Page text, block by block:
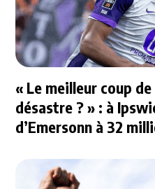
« Le meilleur coup
désastre ? » : à
d’Emersonn à 32